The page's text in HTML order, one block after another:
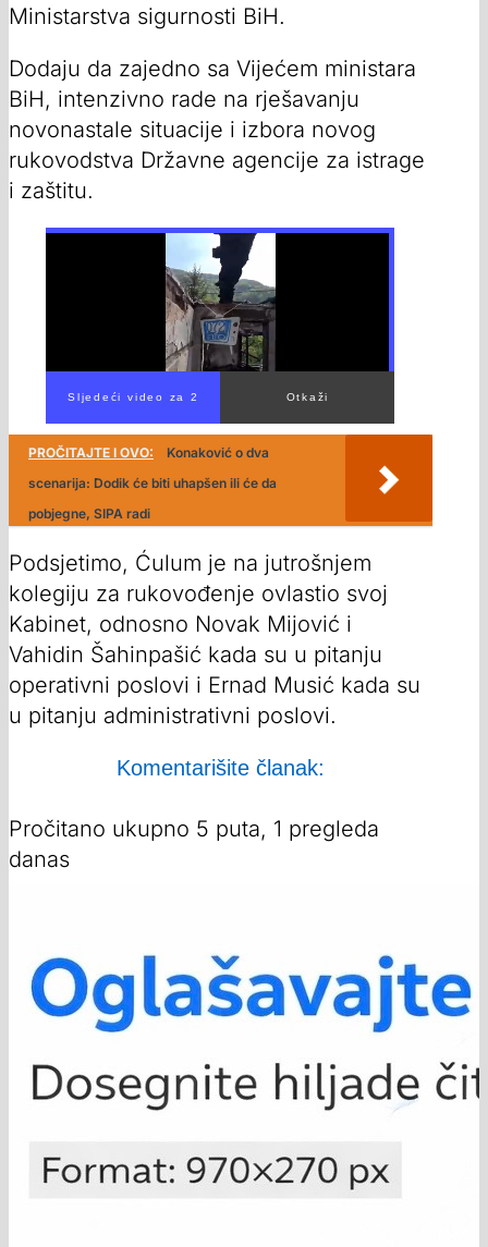
Ministarstva sigurnosti BiH.
Dodaju da zajedno sa Vijećem ministara
BiH, intenzivno rade na rješavanju
novonastale situacije i izbora novog
rukovodstva Državne agencije za istrage
i zaštitu.
PROČITAJTE I OVO:
Konaković o dva
scenarija: Dodik će biti uhapšen ili će da
pobjegne, SIPA radi
Podsjetimo, Ćulum je na jutrošnjem
kolegiju za rukovođenje ovlastio svoj
Kabinet, odnosno Novak Mijović i
Vahidin Šahinpašić kada su u pitanju
operativni poslovi i Ernad Musić kada su
u pitanju administrativni poslovi.
Komentarišite članak:
Pročitano ukupno 5 puta, 1 pregleda
danas